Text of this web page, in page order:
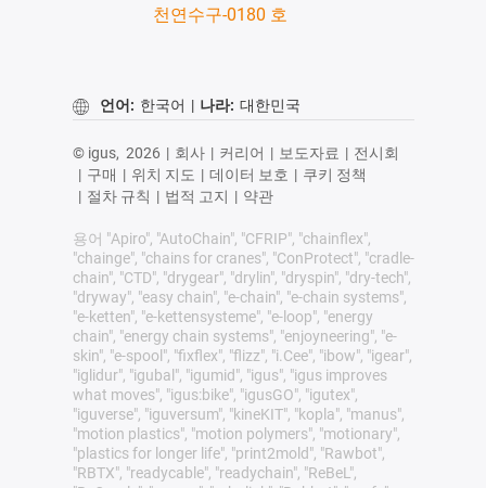
천연수구-0180 호
언어: 한국어 | 나라: 대한민국
© igus, 2026 | 회사 | 커리어 | 보도자료 | 전시회
| 구매 | 위치 지도 | 데이터 보호 | 쿠키 정책
| 절차 규칙 | 법적 고지 | 약관
용어 "Apiro", "AutoChain", "CFRIP", "chainflex",
"chainge", "chains for cranes", "ConProtect", "cradle-
chain", "CTD", "drygear", "drylin", "dryspin", "dry-tech",
"dryway", "easy chain", "e-chain", "e-chain systems",
"e-ketten", "e-kettensysteme", "e-loop", "energy
chain", "energy chain systems", "enjoyneering", "e-
skin", "e-spool", "fixflex", "flizz", "i.Cee", "ibow", "igear",
"iglidur", "igubal", "igumid", "igus", "igus improves
what moves", "igus:bike", "igusGO", "igutex",
"iguverse", "iguversum", "kineKIT", "kopla", "manus",
"motion plastics", "motion polymers", "motionary",
"plastics for longer life", "print2mold", "Rawbot",
"RBTX", "readycable", "readychain", "ReBeL",